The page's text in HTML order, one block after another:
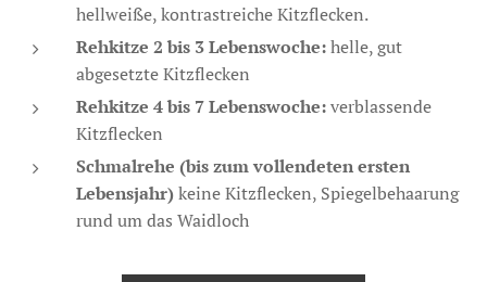
hellweiße, kontrastreiche Kitzflecken.
Rehkitze 2 bis 3 Lebenswoche:helle, gut
abgesetzte Kitzflecken
Rehkitze 4 bis 7 Lebenswoche:verblassende
Kitzflecken
Schmalrehe (bis zum vollendeten ersten
Lebensjahr)keine Kitzflecken, Spiegelbehaarung
rund um das Waidloch